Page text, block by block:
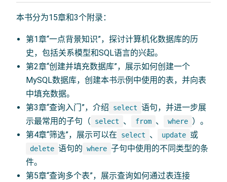
本书分为15章和3个附录：
第1章“一点背景知识”，探讨计算机化数据库的历
史，包括关系模型和SQL语言的兴起。
第2章“创建并填充数据库”，展示如何创建一个
MySQL数据库，创建本书示例中使用的表，并向表
中填充数据。
第3章“查询入门”，介绍
select 语句，并进一步展
示最常用的子句（
select 、 from 、 where ）。
第4章“筛选”，展示可以在
select 、 update 或
delete 语句的 where 子句中使用的不同类型的条
件。
第5章“查询多个表”，展示查询如何通过表连接